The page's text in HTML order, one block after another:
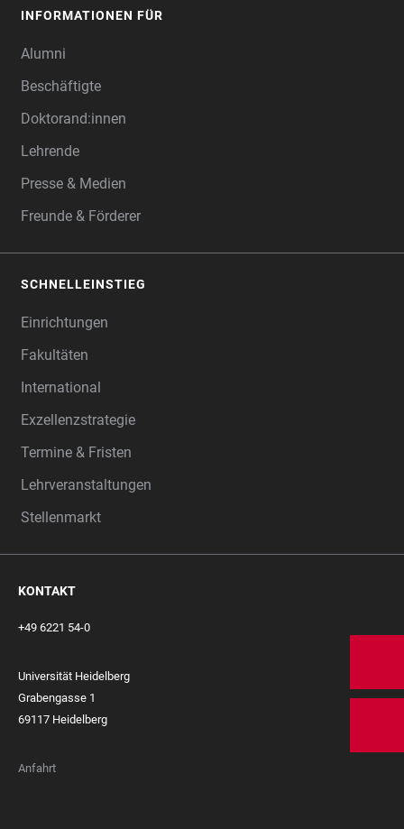
INFORMATIONEN FÜR
Alumni
Beschäftigte
Doktorand:innen
Lehrende
Presse & Medien
Freunde & Förderer
SCHNELLEINSTIEG
Einrichtungen
Fakultäten
International
Exzellenzstrategie
Termine & Fristen
Lehrveranstaltungen
Stellenmarkt
KONTAKT
+49 6221 54-0
Universität Heidelberg
Grabengasse 1
69117 Heidelberg
Anfahrt